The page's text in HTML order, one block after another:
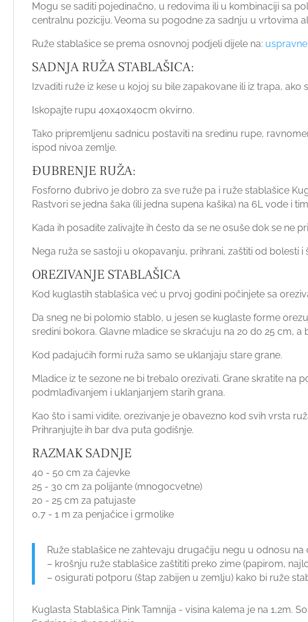
Mogu se saditi pojedinačno, u redovima ili u kombinaciji sa
centralnu poziciju. Veoma su pogodne za sadnju u vrtovima
Ruže stablašice se prema osnovnoj podjeli dijele na:
SADNJA RUŽA STABLAŠICA:
Izvaditi ruže iz kese u kojoj su bile zapakovane ili iz trapa,
Iskopajte rupu 40x40x40cm okvirno.
Tako pripremljenu sadnicu postaviti na sredinu rupe,
ispod nivoa zemlje.
ĐUBRENJE RUŽA:
Fosforno đubrivo je dobro za sve ruže pa i ruže stablašice
Rastvori se jedna šaka (ili jedna supena kašika) na 6L vode i
Kada ih posadite zalivajte ih često da se ne osuše dok se ne
Nega ruža se sastoji u okopavanju, prihrani, zaštiti od bolesti i
OREZIVANJE STABLAŠICA
Kod kuglastih stablašica već u prvoj godini počinjete sa
Da sneg ne bi polomio stablo, u jesen se kuglaste forme
sredini bokora. Glavne mladice se skraćuju na 20 do 25 cm, a
Kod padajućih formi ruža samo se uklanjaju stare grane.
Mladice iz te sezone ne bi trebalo orezivati. Grane skratite
podmlađivanjem i uklanjanjem starih grana.
Kao što i sami vidite, orezivanje je obavezno kod svih vrsta
Prihranjujte ih bar dva puta godišnje.
RAZMAK SADNJE
40 - 50 cm za čajevke
25 - 30 cm za polijante (mnogocvetne)
20 - 25 cm za patujaste
0,7 - 1 m za penjačice i grmolike
Ruže stablašice ne zahtevaju drugačiju negu u odnosu
– krošnju ruže stablašice zaštititi preko zime (papirom,
– osigurati potporu (štap zabijen u zemlju) kako bi ruže
Kuglasta Stablašica Pink Tamnija - visina kalema je na 1,2m.